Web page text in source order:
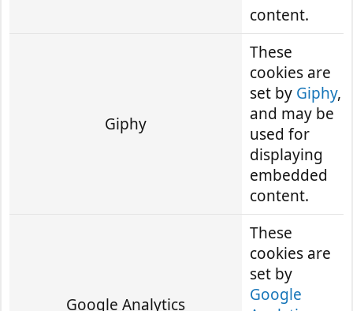
content.
Giphy
These
cookies are
set by Giphy,
and may be
used for
displaying
embedded
content.
Google Analytics
These
cookies are
set by
Google